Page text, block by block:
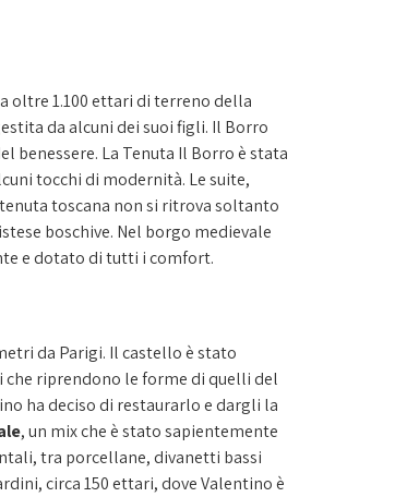
oltre 1.100 ettari di terreno della
da alcuni dei suoi figli. Il Borro
benessere. La Tenuta Il Borro è stata
tocchi di modernità. Le suite,
toscana non si ritrova soltanto
boschive. Nel borgo medievale
e dotato di tutti i comfort.
da Parigi. Il castello è stato
che riprendono le forme di quelli del
ha deciso di restaurarlo e dargli la
, un mix che è stato sapientemente
tra porcellane, divanetti bassi
circa 150 ettari, dove Valentino è